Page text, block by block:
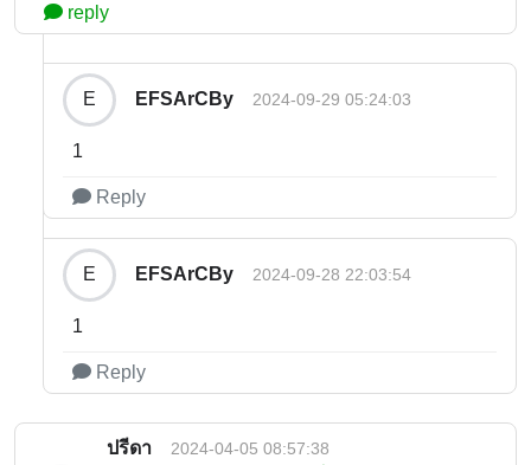
reply
E EFSArCBy 2024-09-29 05:24:03
1
Reply
E EFSArCBy 2024-09-28 22:03:54
1
Reply
ปรีดา 2024-04-05 08:57:38